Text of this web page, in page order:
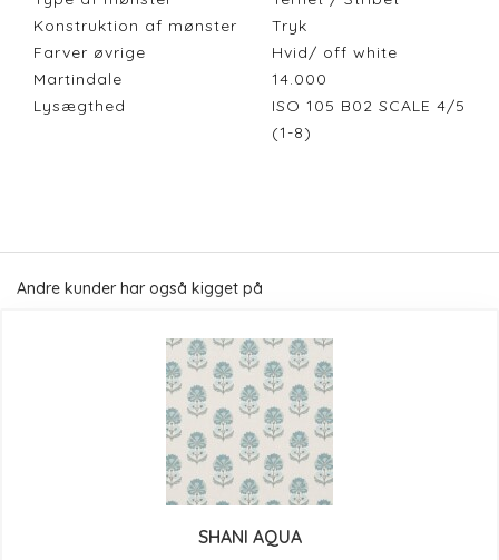
Konstruktion af mønster
Tryk
Farver øvrige
Hvid/ off white
Martindale
14.000
Lysægthed
ISO 105 B02 SCALE 4/5
(1-8)
Andre kunder har også kigget på
SHANI AQUA